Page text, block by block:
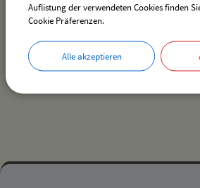
Es wurden keine Veranstaltungen gefunden.
Auflistung der verwendeten Cookies finden
Cookie Präferenzen.
Alle akzeptieren